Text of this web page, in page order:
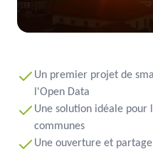
Un premier projet de
l'Open Data
Une solution idéale pour
communes
Une ouverture et